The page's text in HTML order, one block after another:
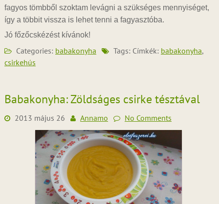
fagyos tömbből szoktam levágni a szükséges mennyiséget,
így a többit vissza is lehet tenni a fagyasztóba.
Jó főzőcskézést kívánok!
Categories: babakonyha Tags: Címkék: babakonyha,
csirkehús
Babakonyha: Zöldságes csirke tésztával
2013 május 26 Annamo No Comments